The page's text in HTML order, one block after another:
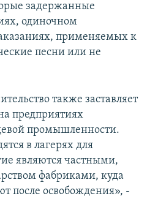
задержанные
одиночном
применяемых к
песни или не
также заставляет
предприятиях
промышленности.
в лагерях для
являются частными,
фабриками, куда
после освобождения», -